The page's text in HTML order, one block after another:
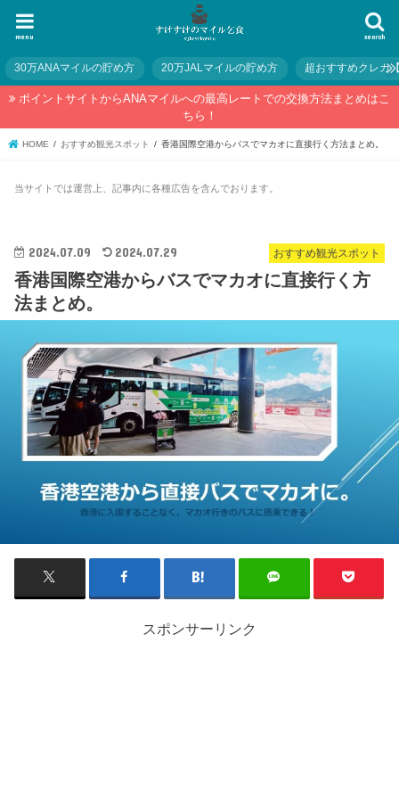
search
menu
30万ANAマイルの貯め方 20万JALマイルの貯め方 超おすすめクレカ
ポイントサイトからANAマイルへの最高レートでの交換方法まとめはこ
ちら！
HOME おすすめ観光スポット 香港国際空港からバスでマカオに直接行く方法まとめ。
当サイトでは運営上、記事内に各種広告を含んでおります。
おすすめ観光スポット
2024.07.09 2024.07.29
香港国際空港からバスでマカオに直接行く方
法まとめ。
スポンサーリンク